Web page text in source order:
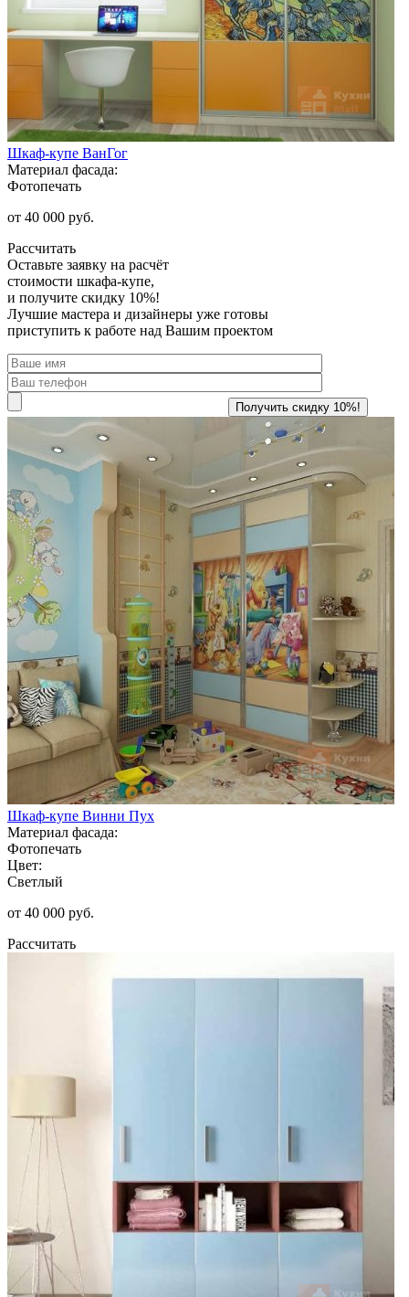
Шкаф-купе ВанГог
Материал фасада:
Фотопечать
от 40 000 руб.
Рассчитать
Оставьте заявку на расчёт
стоимости шкафа-купе,
и получите скидку 10%!
Лучшие мастера и дизайнеры уже готовы
приступить к работе над Вашим проектом
Шкаф-купе Винни Пух
Материал фасада:
Фотопечать
Цвет:
Светлый
от 40 000 руб.
Рассчитать